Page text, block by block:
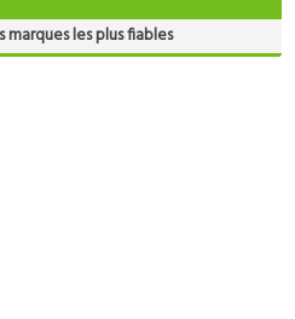
les plus fiables